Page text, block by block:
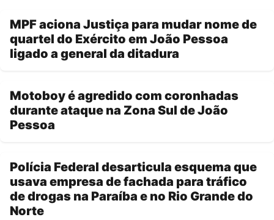
MPF aciona Justiça para mudar nome de
quartel do Exército em João Pessoa
ligado a general da ditadura
Motoboy é agredido com coronhadas
durante ataque na Zona Sul de João
Pessoa
Polícia Federal desarticula esquema que
usava empresa de fachada para tráfico
de drogas na Paraíba e no Rio Grande do
Norte